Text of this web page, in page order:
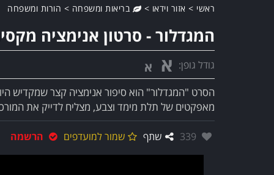
ראשי > אזור וידאו > בריאות ומשפחה > הורות ומשפחה
המגדלור - סרטון אנימציה
גודל גופן: א א
מאפקטים של תלת מימד וצבע, מצליח לדייק את
אהבו:
339 שתף שמור למועדפים הרשמה